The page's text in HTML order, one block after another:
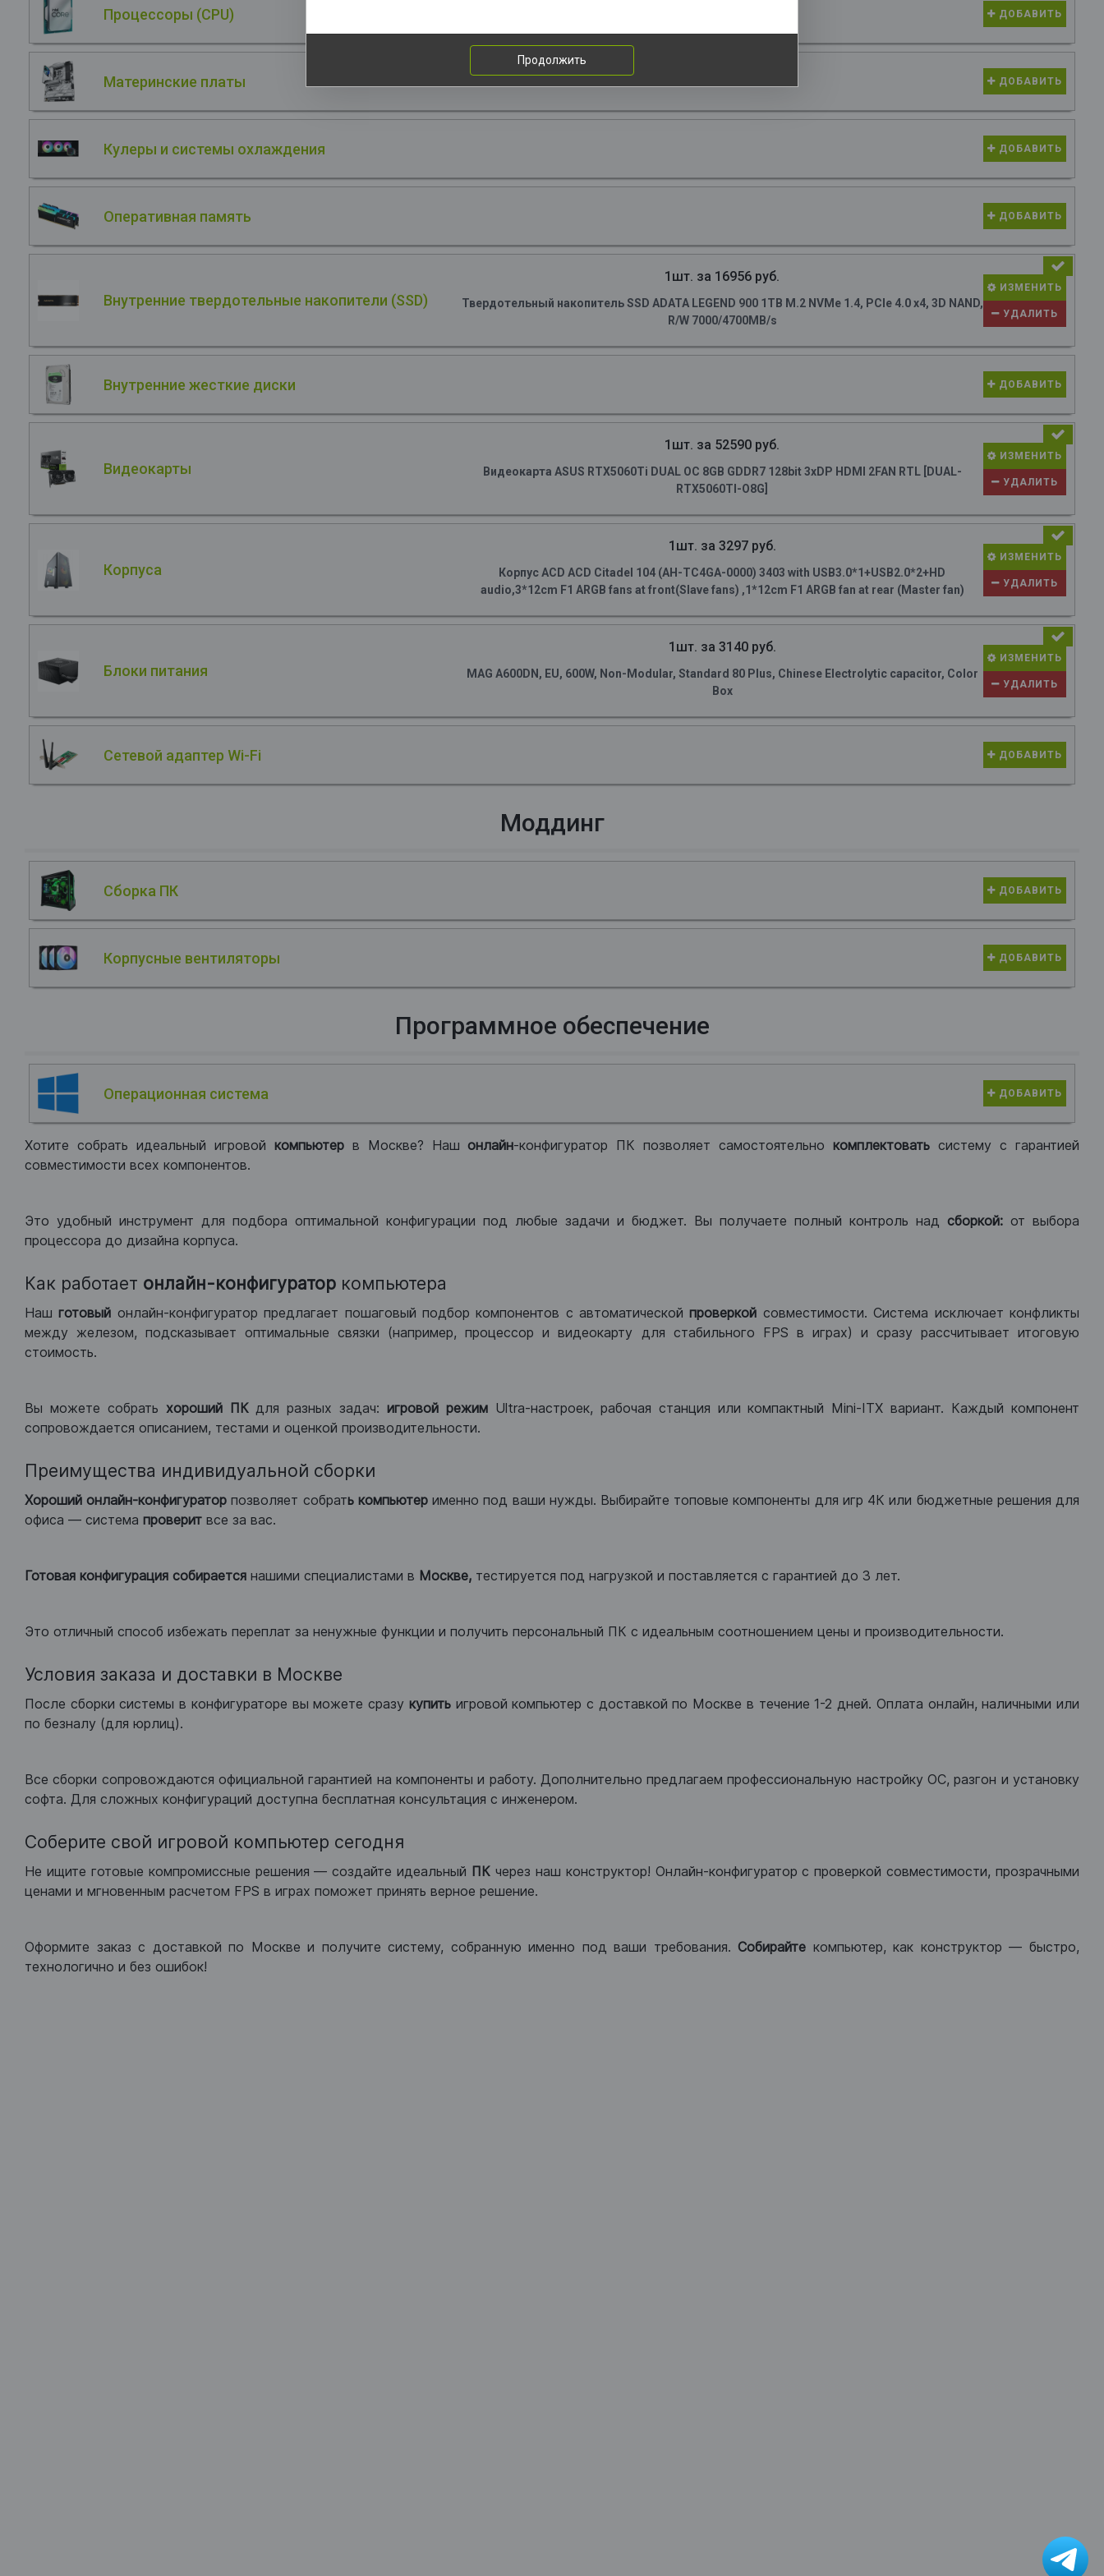
Процессоры (CPU) ДОБАВИТЬ
Материнские платы ДОБАВИТЬ
Кулеры и системы охлаждения ДОБАВИТЬ
Оперативная память ДОБАВИТЬ
Внутренние твердотельные накопители (SSD)
1шт. за 16956 руб.
Твердотельный накопитель SSD ADATA LEGEND 900 1TB M.2 NVMe 1.4, PCIe 4.0 x4, 3D NAND,
R/W 7000/4700MB/s
ИЗМЕНИТЬ
УДАЛИТЬ
Внутренние жесткие диски ДОБАВИТЬ
Видеокарты
1шт. за 52590 руб.
Видеокарта ASUS RTX5060Ti DUAL OC 8GB GDDR7 128bit 3xDP HDMI 2FAN RTL [DUAL-
RTX5060TI-O8G]
ИЗМЕНИТЬ
УДАЛИТЬ
Корпуса
1шт. за 3297 руб.
Корпус ACD ACD Citadel 104 (AH-TC4GA-0000) 3403 with USB3.0*1+USB2.0*2+HD
audio,3*12cm F1 ARGB fans at front(Slave fans) ,1*12cm F1 ARGB fan at rear (Master fan)
ИЗМЕНИТЬ
УДАЛИТЬ
Блоки питания
1шт. за 3140 руб.
MAG A600DN, EU, 600W, Non-Modular, Standard 80 Plus, Chinese Electrolytic capacitor, Color
Box
ИЗМЕНИТЬ
УДАЛИТЬ
Сетевой адаптер Wi-Fi ДОБАВИТЬ
Моддинг
Сборка ПК ДОБАВИТЬ
Корпусные вентиляторы ДОБАВИТЬ
Программное обеспечение
Операционная система ДОБАВИТЬ
Хотите собрать идеальный игровой компьютер в Москве? Нашонлайн-конфигуратор ПК позволяет самостоятельно комплектоватьсистему с гарантией
совместимости всех компонентов.
Это удобный инструмент для подбора оптимальной конфигурации под любые задачи и бюджет. Вы получаете полный контроль над сборкой: от выбора
процессора до дизайна корпуса.
Как работает онлайн-конфигуратор компьютера
Нашготовый онлайн-конфигуратор предлагает пошаговый подбор компонентов с автоматическойпроверкой совместимости. Система исключает конфликты
между железом, подсказывает оптимальные связки (например, процессор и видеокарту для стабильного FPS в играх) и сразу рассчитывает итоговую
стоимость.
Вы можете собрать хороший ПКдля разных задач:игровой режим Ultra-настроек, рабочая станция или компактный Mini-ITX вариант. Каждый компонент
сопровождается описанием, тестами и оценкой производительности.
Преимущества индивидуальной сборки
Хороший онлайн-конфигуратор позволяет собрать компьютерименно под ваши нужды. Выбирайте топовые компоненты для игр 4К или бюджетные решения для
офиса — система проверит все за вас.
Готовая конфигурация собирается нашими специалистами в Москве, тестируется под нагрузкой и поставляется с гарантией до 3 лет.
Это отличный способ избежать переплат за ненужные функции и получить персональный ПК с идеальным соотношением цены и производительности.
Условия заказа и доставки в Москве
После сборки системы в конфигураторе вы можете сразу купитьигровой компьютер с доставкой по Москве в течение 1-2 дней. Оплата онлайн, наличными или
по безналу (для юрлиц).
Все сборки сопровождаются официальной гарантией на компоненты и работу. Дополнительно предлагаем профессиональную настройку ОС, разгон и установку
софта. Для сложных конфигураций доступна бесплатная консультация с инженером.
Соберите свой игровой компьютер сегодня
Не ищите готовые компромиссные решения — создайте идеальный ПК через наш конструктор! Онлайн-конфигуратор с проверкой совместимости, прозрачными
ценами и мгновенным расчетом FPS в играх поможет принять верное решение.
Оформите заказ с доставкой по Москве и получите систему, собранную именно под ваши требования.Собирайте компьютер, как конструктор — быстро,
технологично и без ошибок!
Продолжить